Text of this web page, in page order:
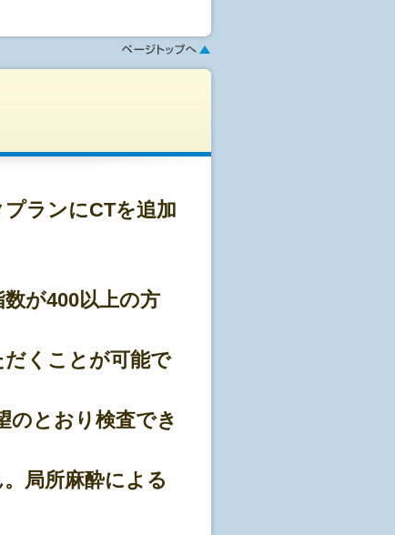
取り揃えております。
さい)
ます。
ンとなっております。
かねます。
行できます)
サービスのご提供
告など)
専用サイト「
ランにCTを追加
が400以上の方
くことが可能で
のとおり検査でき
局所麻酔による